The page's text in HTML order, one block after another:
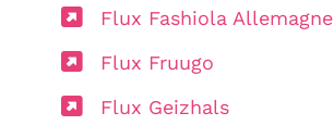
Flux Fashiola Allemagne
Flux Fruugo
Flux Geizhals